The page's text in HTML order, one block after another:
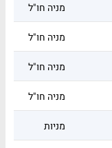
מניה חו"ל
מניה חו"ל
מניה חו"ל
מניה חו"ל
מניות